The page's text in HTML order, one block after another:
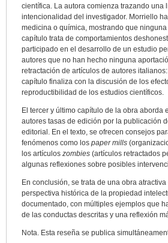
científica. La autora comienza trazando
intencionalidad del investigador. Morriello
medicina o química, mostrando que
capítulo trata de comportamientos
participado en el desarrollo de un estudio
autores que no han hecho ninguna
retractación de artículos de autores
capítulo finaliza con la discusión de los
reproductibilidad de los estudios científicos.
El tercer y último capítulo de la obra
autores tasas de edición por la publicación
editorial. En el texto, se ofrecen consejos
fenómenos como los paper mills
los artículos zombies (artículos retractados
algunas reflexiones sobre posibles
En conclusión, se trata de una obra
perspectiva histórica de la propiedad
documentado, con múltiples ejemplos que
de las conductas descritas y una reflexión
Nota. Esta reseña se publica